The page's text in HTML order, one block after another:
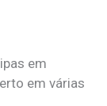
em
em várias